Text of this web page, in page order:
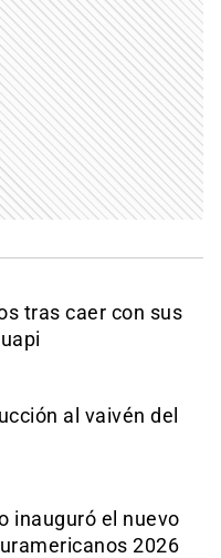
tras caer con sus
al vaivén del
inauguró el nuevo
2026